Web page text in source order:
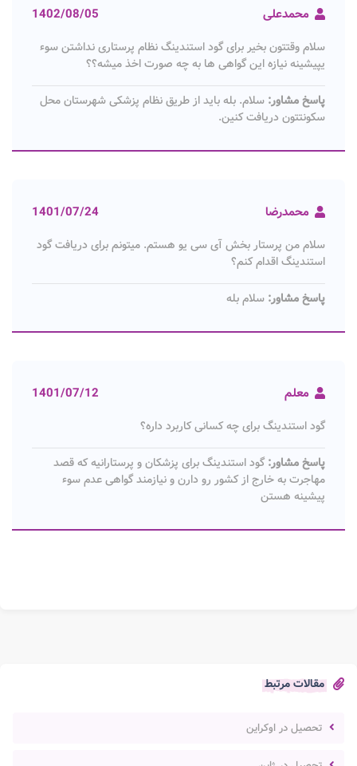
مقالات مرتبط
تحصیل در اوکراین
محمدعلی 1402/08/05
سلام وقتتون بخیر برای گود استندینگ نظام پرستاری نداشتن سوء
یپیشینه نیازه این گواهی ها به چه صورت اخذ میشه؟؟
پاسخ مشاور: سلام. بله باید از طریق نظام پزشکی شهرستان محل
سکونتتون دریافت کنین.
محمدرضا 1401/07/24
سلام من پرستار بخش آی سی یو هستم. میتونم برای دریافت گود
استندینگ اقدام کنم؟
پاسخ مشاور: سلام بله
معلم 1401/07/12
گود استندینگ برای چه کسانی کاربرد داره؟
پاسخ مشاور:گود استندینگ برای پزشکان و پرستارانیه که قصد
مهاجرت به خارج از کشور رو دارن و نیازمند گواهی عدم سوء
پیشینه هستن